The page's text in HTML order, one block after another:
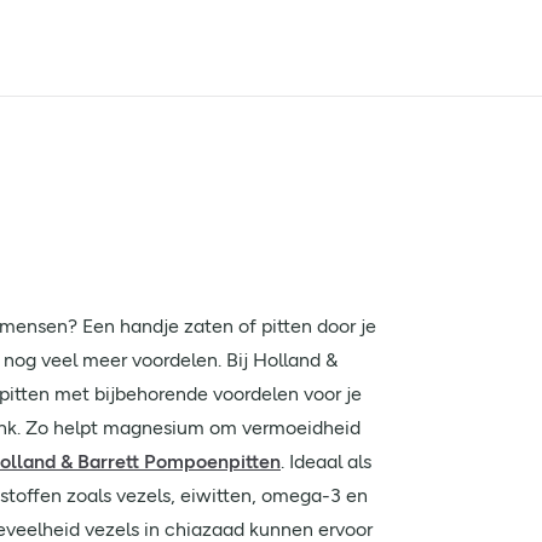
Een handje zaten of pitten door je
veel meer voordelen. Bij Holland &
met bijbehorende voordelen voor je
Zo helpt magnesium om vermoeidheid
& Barrett Pompoenpitten. Ideaal als
zoals vezels, eiwitten, omega-3 en
vezels in chiazaad kunnen ervoor